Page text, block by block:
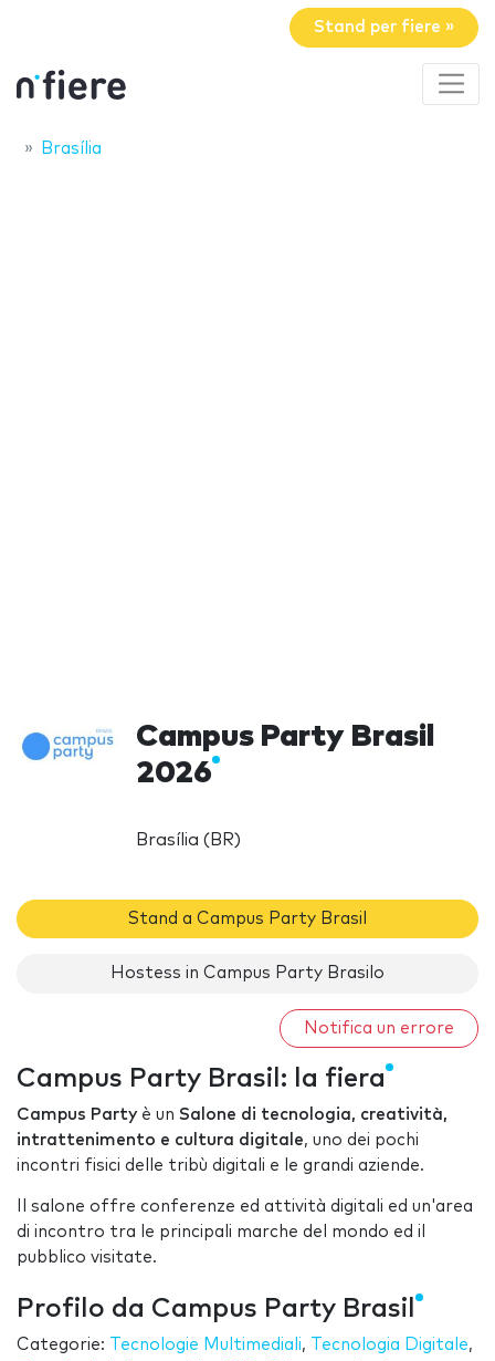
Stand per fiere »
Brasília
Campus Party Brasil
2026
Brasília (BR)
Stand a Campus Party Brasil
Hostess in Campus Party Brasilo
Notifica un errore
Campus Party Brasil: la fiera
Campus Partyè un Salone di tecnologia, creatività,
intrattenimento e cultura digitale, uno dei pochi
incontri fisici delle tribù digitali e le grandi aziende.
Il salone offre conferenze ed attività digitali ed un'area
di incontro tra le principali marche del mondo ed il
pubblico visitate.
Profilo da Campus Party Brasil
Categorie: Tecnologie Multimediali, Tecnologia Digitale,